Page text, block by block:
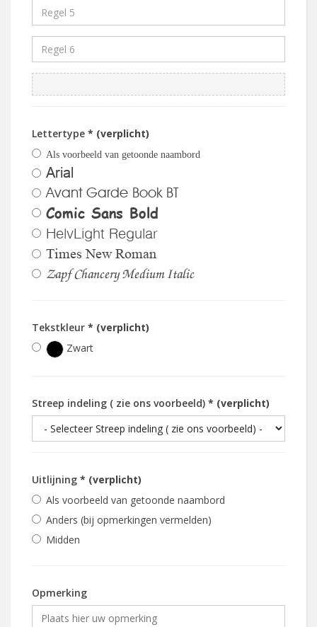
Lettertype * (verplicht)
Als voorbeeld van getoonde naambord
Arial
Avant Garde Book BT
Comic Sans Bold
HelvLight Regular
Times New Roman
Zapf Chancery Medium Italic
Tekstkleur * (verplicht)
Zwart
Streep indeling ( zie ons voorbeeld) * (verplicht)
Uitlijning * (verplicht)
Als voorbeeld van getoonde naambord
Anders (bij opmerkingen vermelden)
Midden
Opmerking